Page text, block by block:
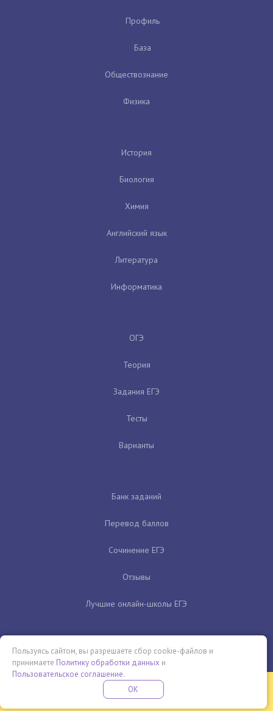
Профиль
База
Обществознание
Физика
История
Биология
Химия
Английский язык
Литература
Информатика
ОГЭ
Теория
Задания ЕГЭ
Тесты
Варианты
Банк заданий
Перевод баллов
Сочинение ЕГЭ
Отзывы
Лучшие онлайн-школы ЕГЭ
Бесплатная летняя школа
ПРОВЕДИ ЭТО ЛЕТО С ПОЛЬЗОЙ
Пользуясь сайтом, вы разрешаете сбор cookie-файлов и
принимаете Политику обработки данных и
Пользовательское соглашение.
OK